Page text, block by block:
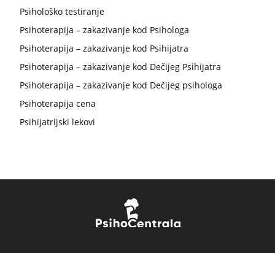
Psihološko testiranje
Psihoterapija – zakazivanje kod Psihologa
Psihoterapija – zakazivanje kod Psihijatra
Psihoterapija – zakazivanje kod Dečijeg Psihijatra
Psihoterapija – zakazivanje kod Dečijeg psihologa
Psihoterapija cena
Psihijatrijski lekovi